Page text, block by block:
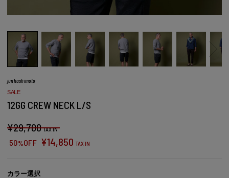
junhashimoto
SALE
12GG CREW NECK L/S
¥29,700 TAX IN
50%OFF ¥14,850 TAX IN
カラー選択